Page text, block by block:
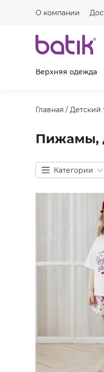
О компании
Верхняя одежда
Главная / Детский
Пижамы,
Категории